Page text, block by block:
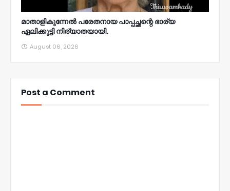
മാതാളികുന്നേൽ പരേതനായ പാപ്പച്ഛന്റെ ഭാര്യ
ഏലിക്കുട്ടി നിര്യാതയായി.
August 06, 2026
Post a Comment